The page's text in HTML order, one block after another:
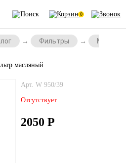
0
Фильтры
масляный
Арт. W 950/39
Отсутствует
2050 Р